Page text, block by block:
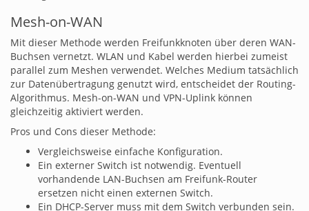
Mesh-on-WAN
Mit dieser Methode werden Freifunkknoten über deren WAN-
Buchsen vernetzt. WLAN und Kabel werden hierbei zumeist
parallel zum Meshen verwendet. Welches Medium tatsächlich
zur Datenübertragung genutzt wird, entscheidet der Routing-
Algorithmus. Mesh-on-WAN und VPN-Uplink können
gleichzeitig aktiviert werden.
Pros und Cons dieser Methode:
Vergleichsweise einfache Konfiguration.
Ein externer Switch ist notwendig. Eventuell
vorhandende LAN-Buchsen am Freifunk-Router
ersetzen nicht einen externen Switch.
Ein DHCP-Server muss mit dem Switch verbunden sein.